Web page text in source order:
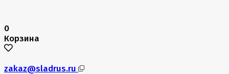
0
Корзина
zakaz@sladrus.ru